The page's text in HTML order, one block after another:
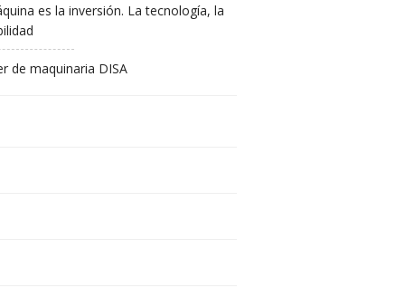
es la inversión. La tecnología, la
de maquinaria DISA